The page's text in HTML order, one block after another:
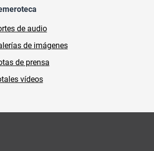
de audio
de imágenes
de prensa
vídeos